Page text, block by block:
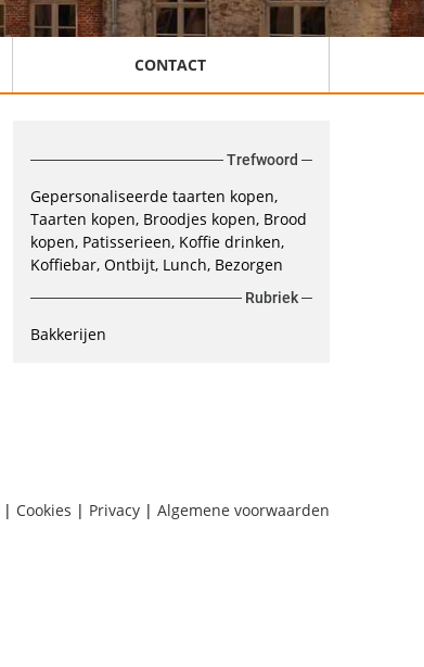
CONTACT
Trefwoord
Gepersonaliseerde taarten kopen
Taarten kopen Broodjes kopen Brood
kopen Patisserieen Koffie drinken
Koffiebar Ontbijt Lunch Bezorgen
Rubriek
Bakkerijen
| Cookies | Privacy | Algemene voorwaarden